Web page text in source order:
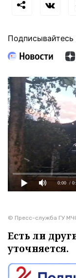
Подписывайтесь
0:00 /
© Пресс-служба ГУ
Есть ли
уточняется.